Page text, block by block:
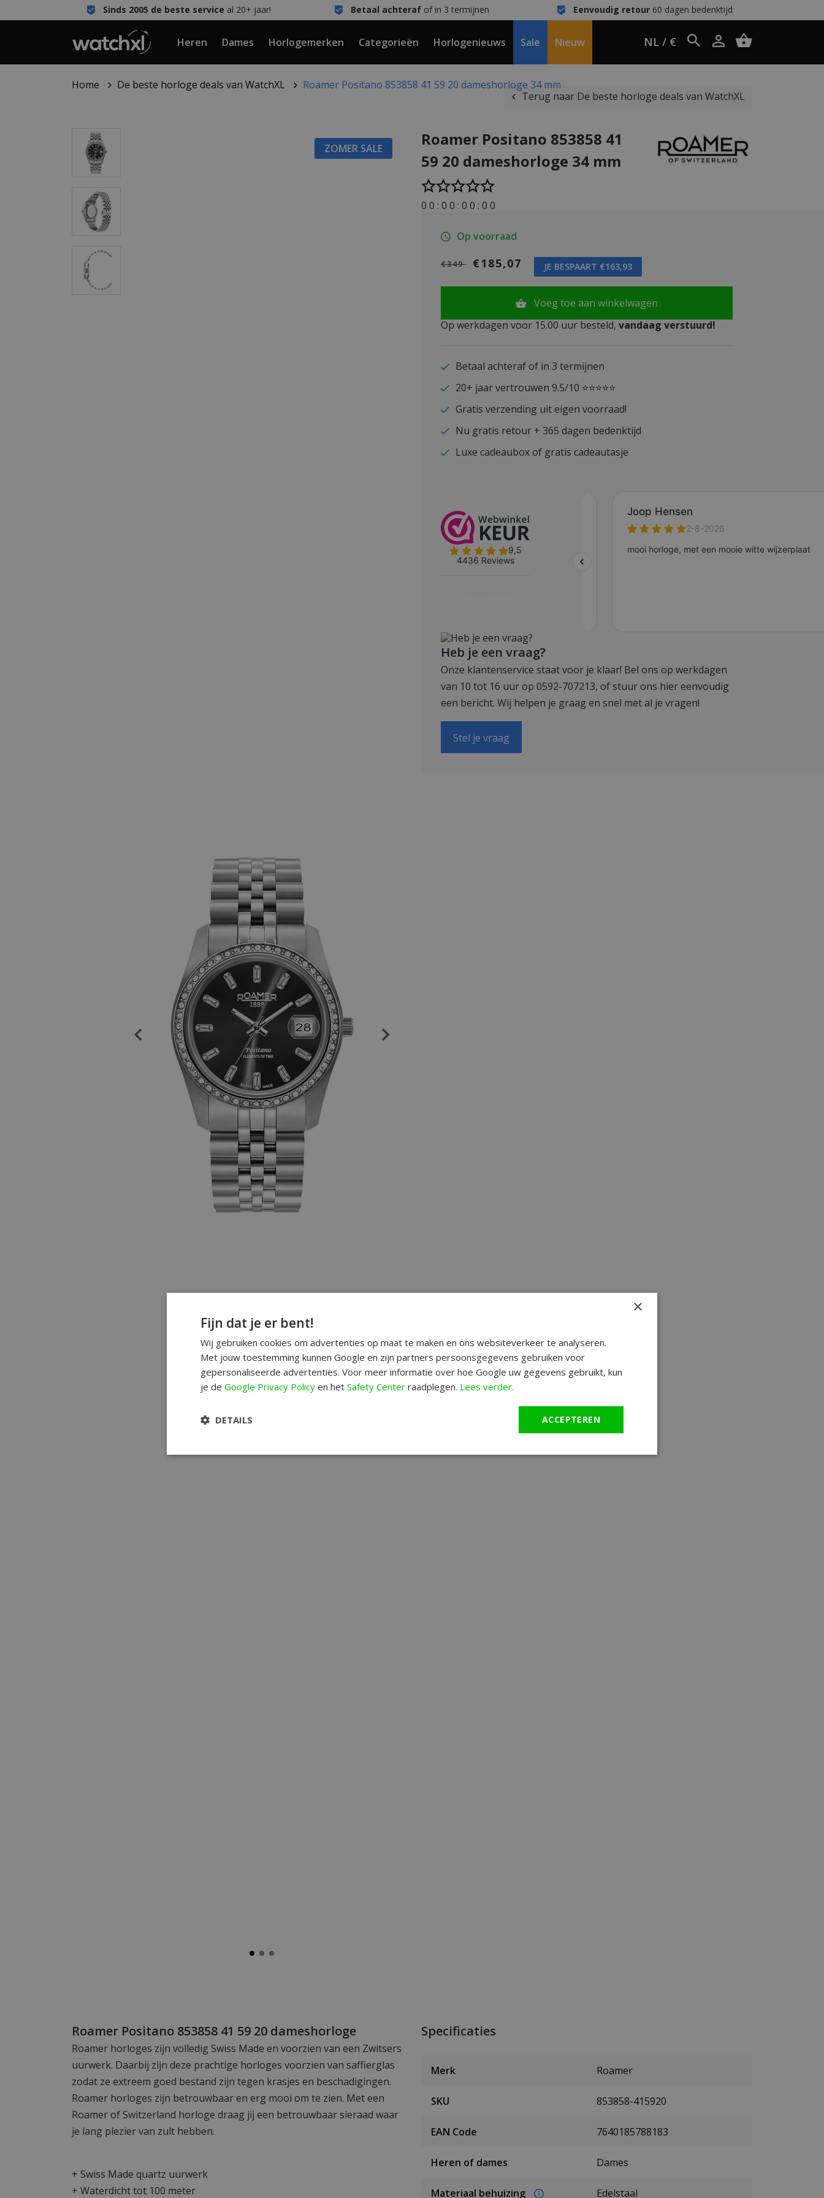
Sinds 2005 de beste service al 20+ jaar! Betaal achterafof in 3 termijnen Eenvoudig retour60 dagen bedenktijd
Heren Dames Horlogemerken Categorieën Horlogenieuws Sale Nieuw NL / €
Home De beste horloge deals van WatchXL
Roamer Positano 853858 41 59 20 dameshorloge 34 mm
Terug naar De beste horloge deals van WatchXL
ZOMER SALE
Roamer Positano 853858 41
59 20 dameshorloge 34 mm
0 0 : 0 0 : 0 0 : 0 0
Op voorraad
€349 €185,07 JE BESPAART €163,93
Voeg toe aan winkelwagen
Op werkdagen voor 15.00 uur besteld, vandaag verstuurd!
Betaal achteraf of in 3 termijnen
20+ jaar vertrouwen 9.5/10 ⭐⭐⭐⭐⭐
Gratis verzending uit eigen voorraad!
Nu gratis retour + 365 dagen bedenktijd
Luxe cadeaubox of gratis cadeautasje
Heb je een vraag?
Onze klantenservice staat voor je klaar! Bel ons op werkdagen
van 10 tot 16 uur op 0592-707213, of stuur ons hier eenvoudig
een bericht. Wij helpen je graag en snel met al je vragen!
Stel je vraag
Roamer Positano 853858 41 59 20 dameshorloge
Roamer horloges zijn volledig Swiss Made en voorzien van een Zwitsers
uurwerk. Daarbij zijn deze prachtige horloges voorzien van saffierglas
zodat ze extreem goed bestand zijn tegen krasjes en beschadigingen.
Roamer horloges zijn betrouwbaar en erg mooi om te zien. Met een
Roamer of Switzerland horloge draag jij een betrouwbaar sieraad waar
je lang plezier van zult hebben.
+ Swiss Made quartz uurwerk
+ Waterdicht tot 100 meter
Specificaties
Merk Roamer
SKU 853858-415920
EAN Code 7640185788183
Heren of dames Dames
Materiaal behuizing Edelstaal
×
Fijn dat je er bent!
Wij gebruiken cookies om advertenties op maat te maken en ons websiteverkeer te analyseren.
Met jouw toestemming kunnen Google en zijn partners persoonsgegevens gebruiken voor
gepersonaliseerde advertenties. Voor meer informatie over hoe Google uw gegevens gebruikt, kun
je de Google Privacy Policy en het Safety Center raadplegen. Lees verder.
ACCEPTEREN
DETAILS